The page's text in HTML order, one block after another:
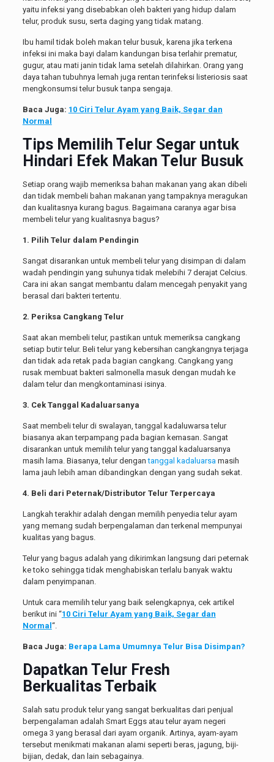
yaitu infeksi yang disebabkan oleh bakteri yang hidup dalam
telur, produk susu, serta daging yang tidak matang.
Ibu hamil tidak boleh makan telur busuk, karena jika terkena
infeksi ini maka bayi dalam kandungan bisa terlahir prematur,
gugur, atau mati janin tidak lama setelah dilahirkan. Orang yang
daya tahan tubuhnya lemah juga rentan terinfeksi listeriosis saat
mengkonsumsi telur busuk tanpa sengaja.
Baca Juga: 10 Ciri Telur Ayam yang Baik, Segar dan
Normal
Tips Memilih Telur Segar untuk
Hindari Efek Makan Telur Busuk
Setiap orang wajib memeriksa bahan makanan yang akan dibeli
dan tidak membeli bahan makanan yang tampaknya meragukan
dan kualitasnya kurang bagus. Bagaimana caranya agar bisa
membeli telur yang kualitasnya bagus?
1. Pilih Telur dalam Pendingin
Sangat disarankan untuk membeli telur yang disimpan di dalam
wadah pendingin yang suhunya tidak melebihi 7 derajat Celcius.
Cara ini akan sangat membantu dalam mencegah penyakit yang
berasal dari bakteri tertentu.
2. Periksa Cangkang Telur
Saat akan membeli telur, pastikan untuk memeriksa cangkang
setiap butir telur. Beli telur yang kebersihan cangkangnya terjaga
dan tidak ada retak pada bagian cangkang. Cangkang yang
rusak membuat bakteri salmonella masuk dengan mudah ke
dalam telur dan mengkontaminasi isinya.
3. Cek Tanggal Kadaluarsanya
Saat membeli telur di swalayan, tanggal kadaluwarsa telur
biasanya akan terpampang pada bagian kemasan. Sangat
disarankan untuk memilih telur yang tanggal kadaluarsanya
masih lama. Biasanya, telur dengantanggal kadaluarsamasih
lama jauh lebih aman dibandingkan dengan yang sudah sekat.
4. Beli dari Peternak/Distributor Telur Terpercaya
Langkah terakhir adalah dengan memilih penyedia telur ayam
yang memang sudah berpengalaman dan terkenal mempunyai
kualitas yang bagus.
Telur yang bagus adalah yang dikirimkan langsung dari peternak
ke toko sehingga tidak menghabiskan terlalu banyak waktu
dalam penyimpanan.
Untuk cara memilih telur yang baik selengkapnya, cek artikel
berikut ini “10 Ciri Telur Ayam yang Baik, Segar dan
Normal “.
Baca Juga: Berapa Lama Umumnya Telur Bisa Disimpan?
Dapatkan Telur Fresh
Berkualitas Terbaik
Salah satu produk telur yang sangat berkualitas dari penjual
berpengalaman adalah Smart Eggs atau telur ayam negeri
omega 3 yang berasal dari ayam organik. Artinya, ayam-ayam
tersebut menikmati makanan alami seperti beras, jagung, biji-
bijian, dedak, dan lain sebagainya.